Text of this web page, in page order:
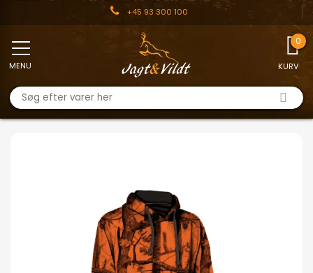
+45 93 300 100
KURV
MENU